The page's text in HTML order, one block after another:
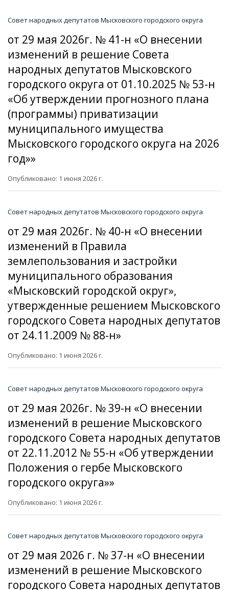
Совет народных депутатов Мысковского городского округа
от 29 мая 2026г. № 41-н «О внесении
изменений в решение Совета
народных депутатов Мысковского
городского округа от 01.10.2025 № 53-н
«Об утверждении прогнозного плана
(программы) приватизации
муниципального имущества
Мысковского городского округа на 2026
год»»
Опубликовано: 1 июня 2026 г.
Совет народных депутатов Мысковского городского округа
от 29 мая 2026г. № 40-н «О внесении
изменений в Правила
землепользования и застройки
муниципального образования
«Мысковский городской округ»,
утвержденные решением Мысковского
городского Совета народных депутатов
от 24.11.2009 № 88-н»
Опубликовано: 1 июня 2026 г.
Совет народных депутатов Мысковского городского округа
от 29 мая 2026г. № 39-н «О внесении
изменений в решение Мысковского
городского Совета народных депутатов
от 22.11.2012 № 55-н «Об утверждении
Положения о гербе Мысковского
городского округа»»
Опубликовано: 1 июня 2026 г.
Совет народных депутатов Мысковского городского округа
от 29 мая 2026 г. № 37-н «О внесении
изменений в решение Мысковского
городского Совета народных депутатов